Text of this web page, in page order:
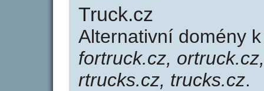
Truck.cz
Alternativní domény
fortruck.cz,
rtrucks.cz, trucks.cz.